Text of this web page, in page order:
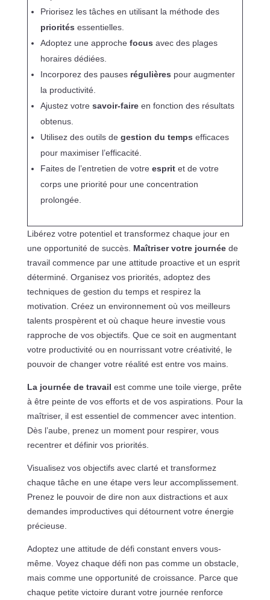
Priorisez les tâches en utilisant la méthode des
priorités essentielles.
Adoptez une approche focus avec des plages
horaires dédiées.
Incorporez des pauses régulières pour augmenter
la productivité.
Ajustez votre savoir-faireen fonction des résultats
obtenus.
Utilisez des outils de gestion du temps efficaces
pour maximiser l’efficacité.
Faites de l’entretien de votre espritet de votre
corps une priorité pour une concentration
prolongée.
Libérez votre potentiel et transformez chaque jour en
une opportunité de succès. Maîtriser votre journéede
travail commence par une attitude proactive et un esprit
déterminé. Organisez vos priorités, adoptez des
techniques de gestion du temps et respirez la
motivation. Créez un environnement où vos meilleurs
talents prospèrent et où chaque heure investie vous
rapproche de vos objectifs. Que ce soit en augmentant
votre productivité ou en nourrissant votre créativité, le
pouvoir de changer votre réalité est entre vos mains.
La journée de travail est comme une toile vierge, prête
à être peinte de vos efforts et de vos aspirations. Pour la
maîtriser, il est essentiel de commencer avec intention.
Dès l’aube, prenez un moment pour respirer, vous
recentrer et définir vos priorités.
Visualisez vos objectifs avec clarté et transformez
chaque tâche en une étape vers leur accomplissement.
Prenez le pouvoir de dire non aux distractions et aux
demandes improductives qui détournent votre énergie
précieuse.
Adoptez une attitude de défi constant envers vous-
même. Voyez chaque défi non pas comme un obstacle,
mais comme une opportunité de croissance. Parce que
chaque petite victoire durant votre journée renforce